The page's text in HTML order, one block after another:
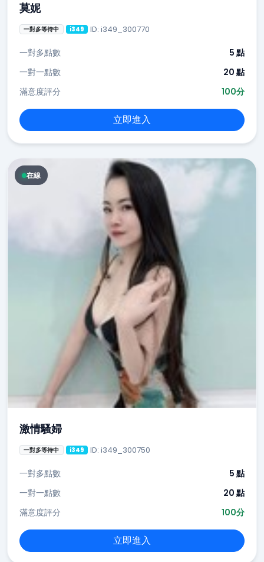
莫妮
一對多等待中 i349 ID: i349_300770
一對多點數
5 點
一對一點數
20 點
滿意度評分
100分
立即進入
在線
激情騷婦
一對多等待中 i349 ID: i349_300750
一對多點數
5 點
一對一點數
20 點
滿意度評分
100分
立即進入